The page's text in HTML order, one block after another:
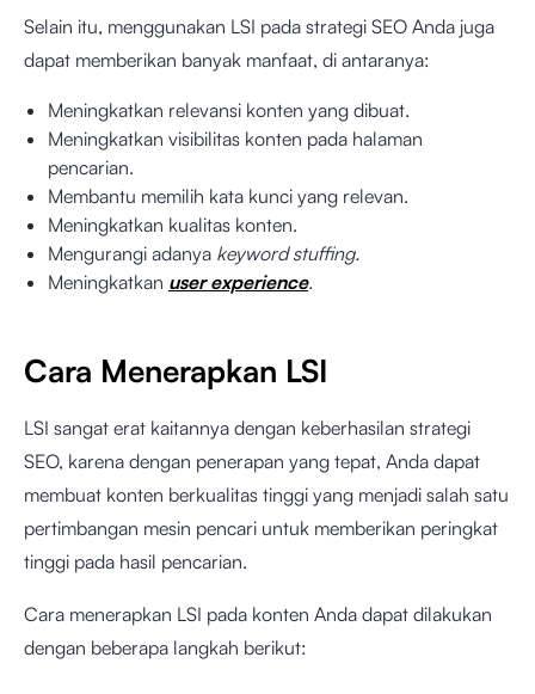
Selain itu, menggunakan LSI pada strategi SEO Anda juga
dapat memberikan banyak manfaat, di antaranya:
Meningkatkan relevansi konten yang dibuat.
Meningkatkan visibilitas konten pada halaman
pencarian.
Membantu memilih kata kunci yang relevan.
Meningkatkan kualitas konten.
Mengurangi adanya keyword stuffing.
Meningkatkan user experience.
Cara Menerapkan LSI
LSI sangat erat kaitannya dengan keberhasilan strategi
SEO, karena dengan penerapan yang tepat, Anda dapat
membuat konten berkualitas tinggi yang menjadi salah satu
pertimbangan mesin pencari untuk memberikan peringkat
tinggi pada hasil pencarian.
Cara menerapkan LSI pada konten Anda dapat dilakukan
dengan beberapa langkah berikut: